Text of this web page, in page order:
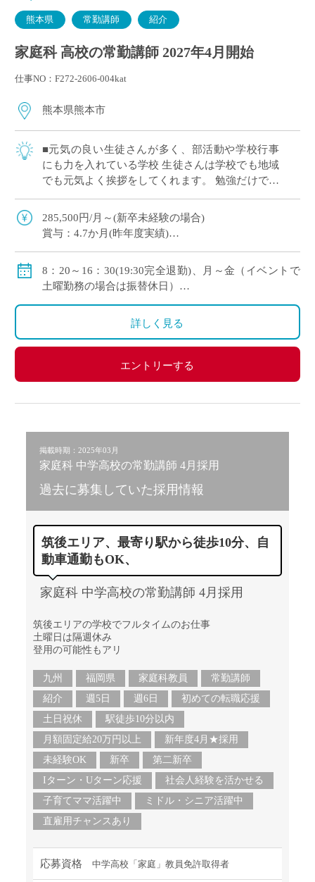
熊本県 常勤講師 紹介
家庭科 高校の常勤講師 2027年4月開始
仕事NO：F272-2606-004kat
熊本県熊本市
■元気の良い生徒さんが多く、部活動や学校行事
にも力を入れている学校 生徒さんは学校でも地域
でも元気よく挨拶をしてくれます。 勉強だけでな
います。 初年度は副担任としてご勤務いた […]
285,500円/月～(新卒未経験の場合)
賞与：4.7か月(昨年度実績)
手当：教職調整手当、住宅手当、扶養手当、義務教育
手当、部活動手当、通勤手当(定期代全額)
8：20～16：30(19:30完全退勤)、月～金（イベントで
土曜勤務の場合は振替休日）
詳しく見る
エントリーする
掲載時期：2025年03月
家庭科 中学高校の常勤講師 4月採用
過去に募集していた採用情報
筑後エリア、最寄り駅から徒歩10分、自
動車通勤もOK、
家庭科 中学高校の常勤講師 4月採用
筑後エリアの学校でフルタイムのお仕事
土曜日は隔週休み
登用の可能性もアリ
九州 福岡県 家庭科教員
常勤講師
紹介
週5日 週6日
初めての転職応援
土日祝休
駅徒歩10分以内
月額固定給20万円以上
新年度4月★採用
未経験OK
新卒
第二新卒
Iターン・Uターン応援
社会人経験を活かせる
子育てママ活躍中
ミドル・シニア活躍中
直雇用チャンスあり
応募資格 中学高校「家庭」教員免許取得者